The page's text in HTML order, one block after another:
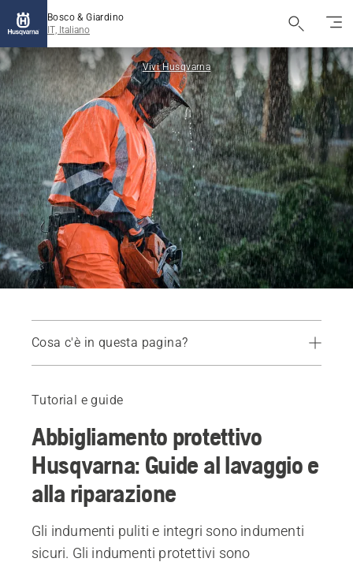
Bosco & Giardino
IT, Italiano
Vivi Husqvarna
Cosa c'è in questa pagina?
Tutorial e guide
Abbigliamento protettivo
Husqvarna: Guide al lavaggio e
alla riparazione
Gli indumenti puliti e integri sono indumenti
sicuri. Gli indumenti protettivi sono